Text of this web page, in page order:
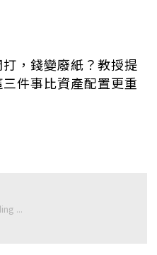
，錢變廢紙？教授提
件事比資產配置更重